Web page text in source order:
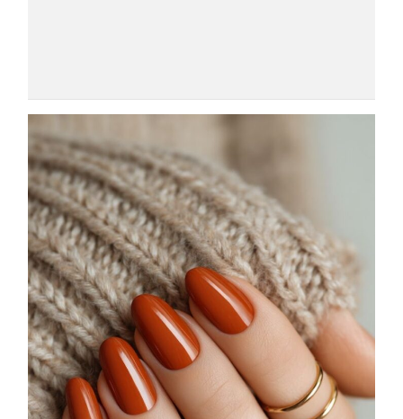
COSMOPROF WORLDWIDE BOLOGNA
Cosmprof Worldwide Bologna
presenta THE BEAUTY &
WELLNESS CONGRESS 2022: I
TEMI
DYSON
Dyson presenta la nuova collezione
pervinca e rosé per Natale